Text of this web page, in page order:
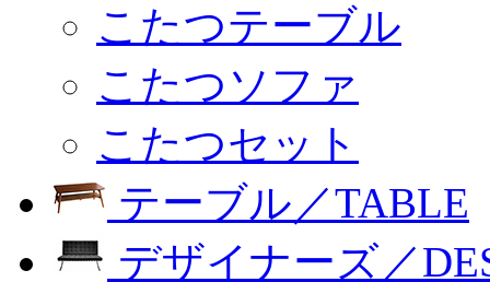
こたつテーブル
こたつソファ
こたつセット
テーブル／TABLE
デザイナーズ／